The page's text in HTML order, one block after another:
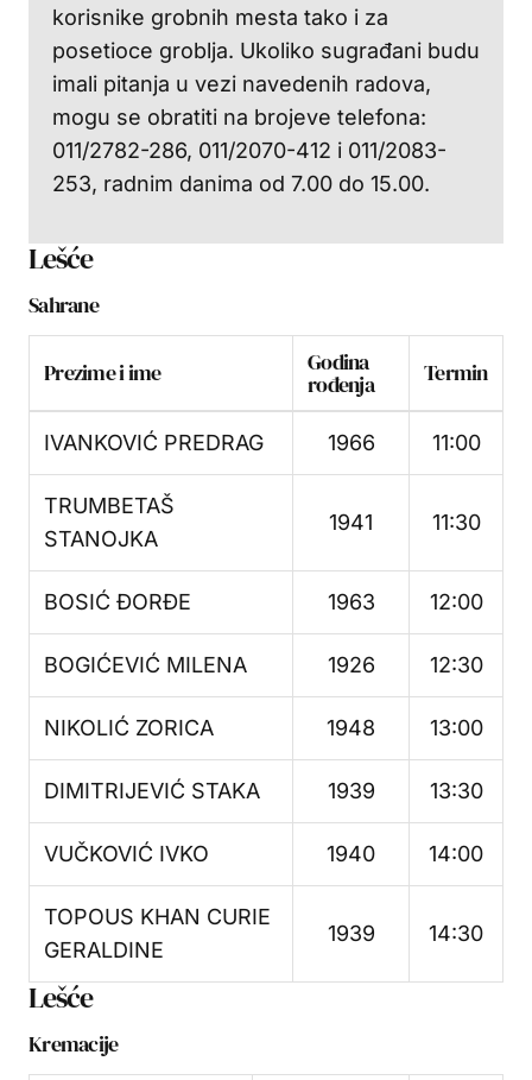
korisnike grobnih mesta tako i za
posetioce groblja. Ukoliko sugrađani budu
imali pitanja u vezi navedenih radova,
mogu se obratiti na brojeve telefona:
011/2782-286, 011/2070-412 i 011/2083-
253, radnim danima od 7.00 do 15.00.
Lešće
Sahrane
Prezime i ime Godina
rođenja Termin
IVANKOVIĆ PREDRAG 1966 11:00
TRUMBETAŠ
STANOJKA
1941 11:30
BOSIĆ ĐORĐE 1963 12:00
BOGIĆEVIĆ MILENA 1926 12:30
NIKOLIĆ ZORICA 1948 13:00
DIMITRIJEVIĆ STAKA 1939 13:30
VUČKOVIĆ IVKO 1940 14:00
TOPOUS KHAN CURIE
GERALDINE
1939 14:30
Lešće
Kremacije